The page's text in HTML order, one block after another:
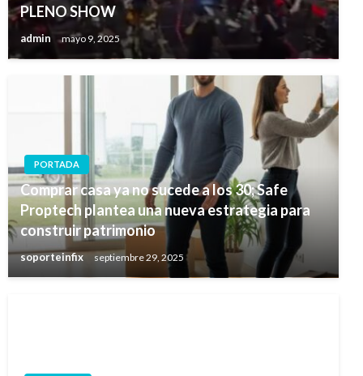
PLENO SHOW
admin mayo 9, 2025
PORTADA
Comprar casa ya no sucede a los 30; Safe
Proptech plantea una nueva estrategia para
construir patrimonio
soporteinfix septiembre 29, 2025